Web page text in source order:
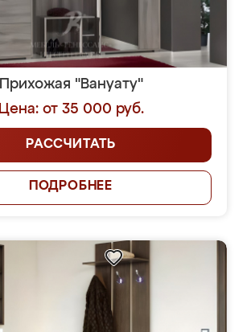
Прихожая "Вануату"
Цена: от 35 000 руб.
РАССЧИТАТЬ
ПОДРОБНЕЕ